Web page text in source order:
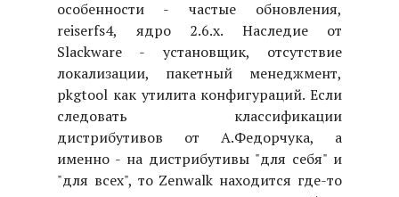
особенности - частые обновления,
reiserfs4, ядро 2.6.x. Наследие от
Slackware - установщик, отсутствие
локализации, пакетный менеджмент,
pkgtool как утилита конфигураций. Если
следовать классификации
дистрибутивов от А.Федорчука, а
именно - на дистрибутивы "для себя" и
"для всех", то Zenwalk находится где-то